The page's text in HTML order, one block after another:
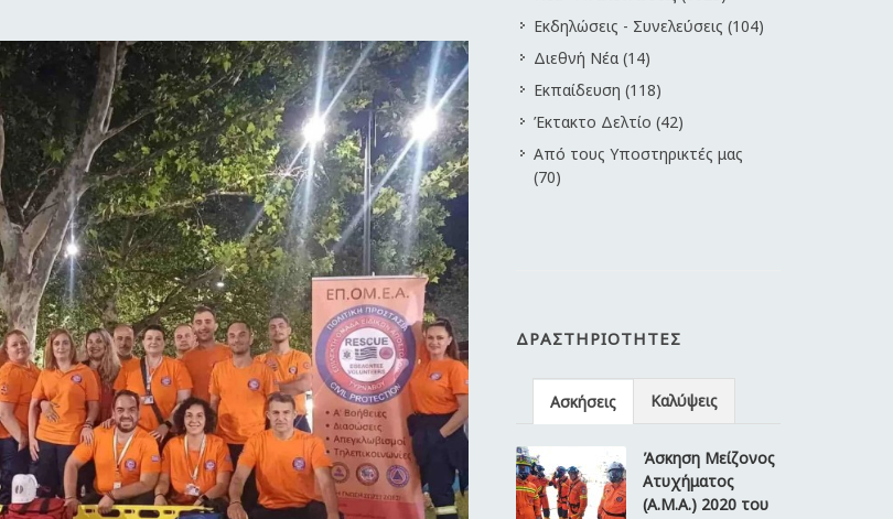
Εκδηλώσεις - Συνελεύσεις (104)
Διεθνή Νέα (14)
Εκπαίδευση (118)
Έκτακτο Δελτίο (42)
Από τους Υποστηρικτές μας
(70)
ΔΡΑΣΤΗΡΙΌΤΗΤΕΣ
Ασκήσεις Καλύψεις
Άσκηση Μείζονος
Ατυχήματος
(Α.Μ.Α.) 2020 του